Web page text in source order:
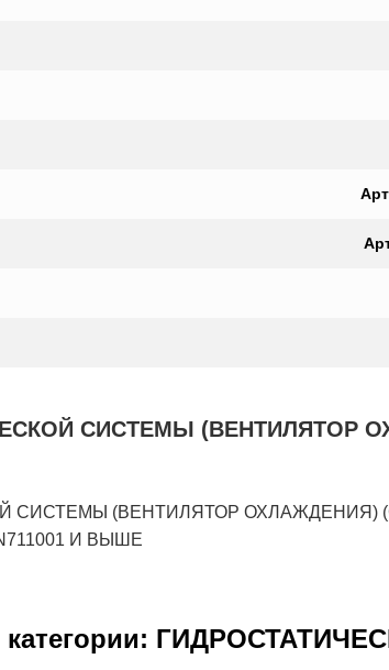
СИСТЕМЫ (ВЕНТИЛЯТОР
(ВЕНТИЛЯТОР ОХЛАЖДЕНИЯ)
И ВЫШЕ
категории: